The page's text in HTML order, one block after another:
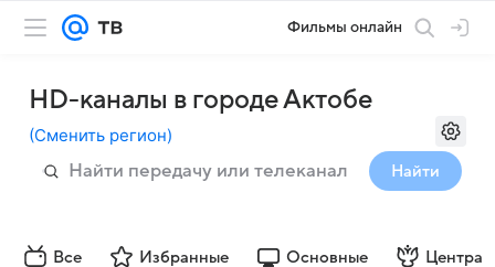
Фильмы онлайн
HD-каналы в городе Актобе
(Сменить регион)
Найти
Все Избранные Основные